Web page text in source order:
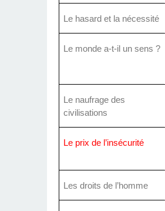
Le hasard et la nécessité
Le monde a-t-il un sens ?
Le naufrage des
civilisations
Le prix de l’insécurité
Les droits de l’homme